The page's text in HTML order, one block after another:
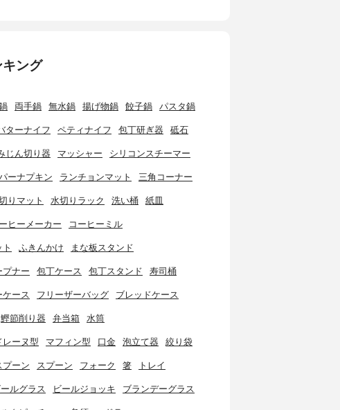
ング
両手鍋 無水鍋 揚げ物鍋 餃子鍋 パスタ鍋
ターナイフ ペティナイフ 包丁研ぎ器 砥石
じん切り器 マッシャー シリコンスチーマー
ーナプキン ランチョンマット 三角コーナー
りマット 水切りラック 洗い桶 紙皿
ヒーメーカー コーヒーミル
ふきんかけ まな板スタンド
プナー 包丁ケース 包丁スタンド 寿司桶
ケース フリーザーバッグ ブレッドケース
鰹節削り器 弁当箱 水筒
レーヌ型 マフィン型 口金 泡立て器 絞り袋
プーン スプーン フォーク 箸 トレイ
ールグラス ビールジョッキ ブランデーグラス